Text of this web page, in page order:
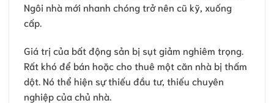
Ngôi nhà mới nhanh chóng trở nên cũ kỹ, xuống
cấp.
Giá trị của bất động sản bị sụt giảm nghiêm trọng.
Rất khó để bán hoặc cho thuê một căn nhà bị thấm
dột. Nó thể hiện sự thiếu đầu tư, thiếu chuyên
nghiệp của chủ nhà.